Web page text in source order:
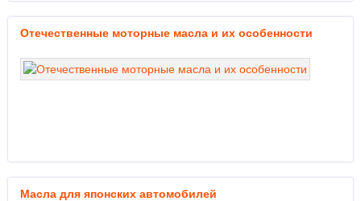
Отечественные моторные масла и их особенности
Масла для японских автомобилей